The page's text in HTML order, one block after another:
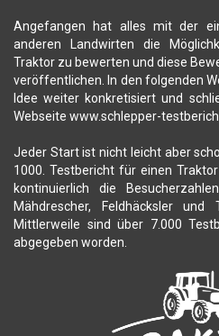
Angefangen hat alles mit der
anderen Landwirten die
Traktor zu bewerten und diese
veröffentlichen. In den folgenden
Idee weiter konkretisiert und
Webseite www.schlepper-
Jeder Start ist nicht leicht aber
1000. Testbericht für einen
kontinuierlich die
Mähdrescher, Feldhäcksler und
Mittlerweile sind über 7.000
abgegeben worden.